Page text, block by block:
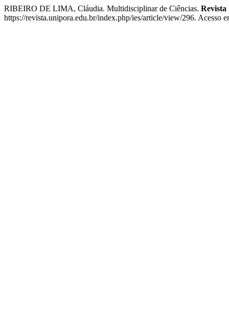
RIBEIRO DE LIMA, Cláudia. Multidisciplinar de Ciências. Revista
https://revista.unipora.edu.br/index.php/ies/article/view/296. Acesso